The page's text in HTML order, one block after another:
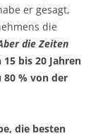
er gesagt,
die
die Zeiten
15 bis 20 Jahren
% von der
die besten